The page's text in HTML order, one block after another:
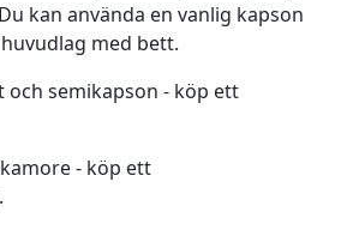
kan använda en vanlig kapson
med bett.
och semikapson - köp ett
- köp ett